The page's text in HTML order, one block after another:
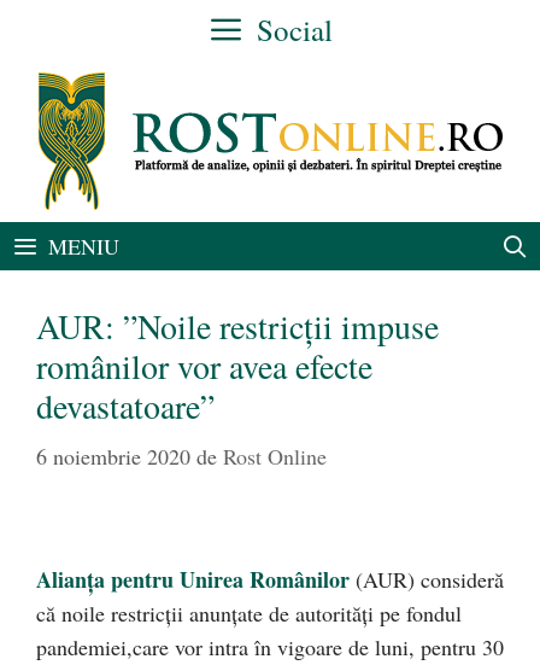
conținut
Social
MENIU
AUR: ”Noile restricţii impuse
românilor vor avea efecte
devastatoare”
6 noiembrie 2020 de Rost Online
Alianţa pentru Unirea Românilor (AUR) consideră
că noile restricţii anunţate de autorităţi pe fondul
pandemiei,care vor intra în vigoare de luni, pentru 30